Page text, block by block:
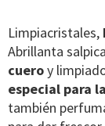
Limpiacristales,
Abrillanta
cueroy
especial para
también